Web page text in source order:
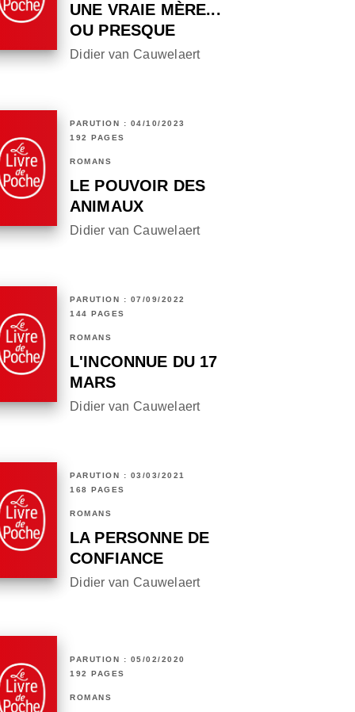
UNE VRAIE MÈRE...
OU PRESQUE
Didier van Cauwelaert
PARUTION : 04/10/2023
192 PAGES
ROMANS
LE POUVOIR DES
ANIMAUX
Didier van Cauwelaert
PARUTION : 07/09/2022
144 PAGES
ROMANS
L'INCONNUE DU 17
MARS
Didier van Cauwelaert
PARUTION : 03/03/2021
168 PAGES
ROMANS
LA PERSONNE DE
CONFIANCE
Didier van Cauwelaert
PARUTION : 05/02/2020
192 PAGES
ROMANS